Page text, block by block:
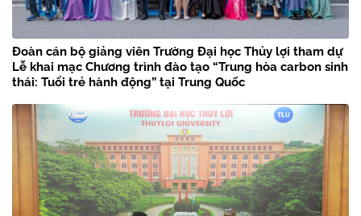
Đoàn cán bộ giảng viên Trường Đại học Thủy lợi tham dự
Lễ khai mạc Chương trình đào tạo “Trung hòa carbon sinh
thái: Tuổi trẻ hành động” tại Trung Quốc